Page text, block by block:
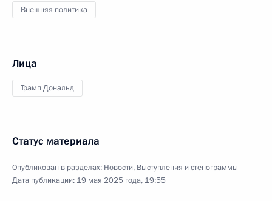
Внешняя политика
Лица
Трамп Дональд
Статус материала
Опубликован в разделах: Новости, Выступления и стенограммы
Дата публикации: 19 мая 2025 года, 19:55